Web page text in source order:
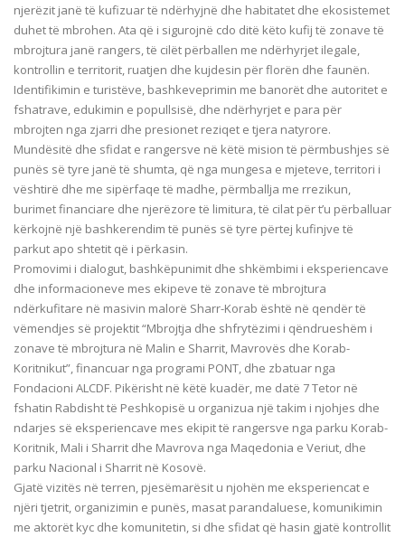
njerëzit janë të kufizuar të ndërhyjnë dhe habitatet dhe ekosistemet
duhet të mbrohen. Ata që i sigurojnë cdo ditë këto kufij të zonave të
mbrojtura janë rangers, të cilët përballen me ndërhyrjet ilegale,
kontrollin e territorit, ruatjen dhe kujdesin për florën dhe faunën.
Identifikimin e turistëve, bashkeveprimin me banorët dhe autoritet e
fshatrave, edukimin e popullsisë, dhe ndërhyrjet e para për
mbrojten nga zjarri dhe presionet reziqet e tjera natyrore.
Mundësitë dhe sfidat e rangersve në këtë mision të përmbushjes së
punës së tyre janë të shumta, që nga mungesa e mjeteve, territori i
vështirë dhe me sipërfaqe të madhe, përmballja me rrezikun,
burimet financiare dhe njerëzore të limitura, të cilat për t’u përballuar
kërkojnë një bashkerendim të punës së tyre përtej kufinjve të
parkut apo shtetit që i përkasin.
Promovimi i dialogut, bashkëpunimit dhe shkëmbimi i eksperiencave
dhe informacioneve mes ekipeve të zonave të mbrojtura
ndërkufitare në masivin malorë Sharr-Korab është në qendër të
vëmendjes së projektit “Mbrojtja dhe shfrytëzimi i qëndrueshëm i
zonave të mbrojtura në Malin e Sharrit, Mavrovës dhe Korab-
Koritnikut”, financuar nga programi PONT, dhe zbatuar nga
Fondacioni ALCDF. Pikërisht në këtë kuadër, me datë 7 Tetor në
fshatin Rabdisht të Peshkopisë u organizua një takim i njohjes dhe
ndarjes së eksperiencave mes ekipit të rangersve nga parku Korab-
Koritnik, Mali i Sharrit dhe Mavrova nga Maqedonia e Veriut, dhe
parku Nacional i Sharrit në Kosovë.
Gjatë vizitës në terren, pjesëmarësit u njohën me eksperiencat e
njëri tjetrit, organizimin e punës, masat parandaluese, komunikimin
me aktorët kyc dhe komunitetin, si dhe sfidat që hasin gjatë kontrollit